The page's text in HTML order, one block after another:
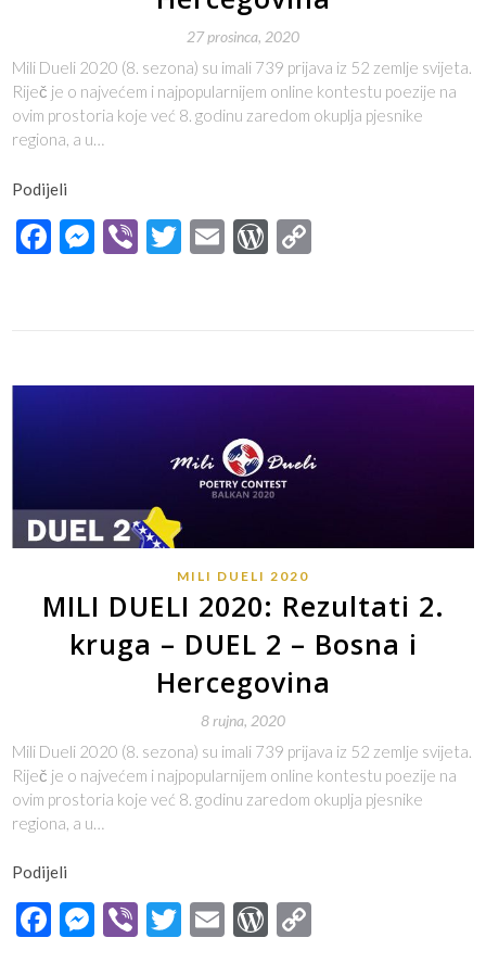
27 prosinca, 2020
Mili Dueli 2020 (8. sezona) su imali 739 prijava iz 52 zemlje svijeta.
Riječ je o najvećem i najpopularnijem online kontestu poezije na
ovim prostoria koje već 8. godinu zaredom okuplja pjesnike
regiona, a u…
Podijeli
Facebook
Messenger
ViberTwitter
EmailWordPress
MILI DUELI 2020
MILI DUELI 2020: Rezultati 2.
kruga – DUEL 2 – Bosna i
Hercegovina
8 rujna, 2020
Mili Dueli 2020 (8. sezona) su imali 739 prijava iz 52 zemlje svijeta.
Riječ je o najvećem i najpopularnijem online kontestu poezije na
ovim prostoria koje već 8. godinu zaredom okuplja pjesnike
regiona, a u…
Podijeli
Facebook
Messenger
ViberTwitter
EmailWordPress